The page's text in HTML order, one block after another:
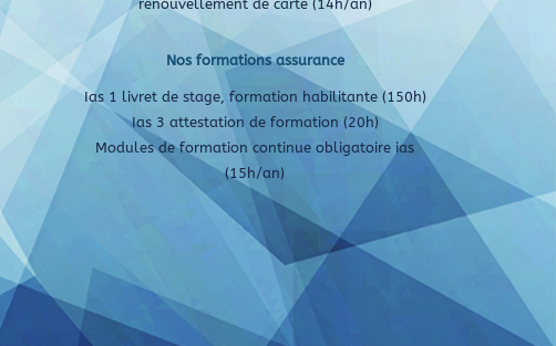
renouvellement de carte (14h/an)
Nos formations assurance
Ias 1 livret de stage, formation habilitante (150h)
Ias 3 attestation de formation (20h)
Modules de formation continue obligatoire ias
(15h/an)